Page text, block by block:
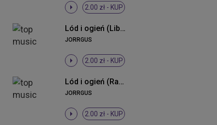
2.00 zł - KUP
Lód i ogień (Liberthez Club Mix)
JORRGUS
2.00 zł - KUP
Lód i ogień (Radio Edit)
JORRGUS
2.00 zł - KUP